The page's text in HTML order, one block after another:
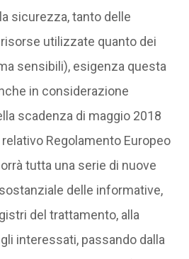
sicurezza, tanto delle
utilizzate quanto dei
sensibili), esigenza questa
in considerazione
scadenza di maggio 2018
relativo Regolamento Europeo
tutta una serie di nuove
delle informative,
del trattamento, alla
interessati, passando dalla